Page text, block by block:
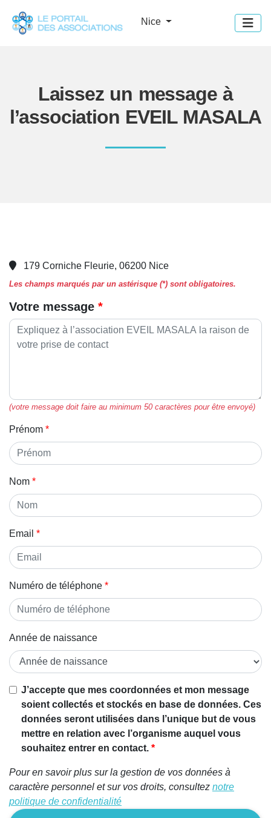
Nice
Laissez un message à
l’association EVEIL MASALA
179 Corniche Fleurie, 06200 Nice
Les champs marqués par un astérisque (*) sont obligatoires.
Votre message
(votre message doit faire au minimum 50 caractères pour être envoyé)
Prénom
Nom
Email
Numéro de téléphone
Année de naissance
J’accepte que mes coordonnées et mon message
soient collectés et stockés en base de données. Ces
données seront utilisées dans l’unique but de vous
mettre en relation avec l’organisme auquel vous
souhaitez entrer en contact.
Pour en savoir plus sur la gestion de vos données à
caractère personnel et sur vos droits, consultez notre
politique de confidentialité